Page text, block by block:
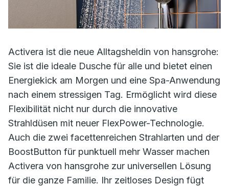
Activera ist die neue Alltagsheldin von hansgrohe:
Sie ist die ideale Dusche für alle und bietet einen
Energiekick am Morgen und eine Spa-Anwendung
nach einem stressigen Tag. Ermöglicht wird diese
Flexibilität nicht nur durch die innovative
Strahldüsen mit neuer FlexPower-Technologie.
Auch die zwei facettenreichen Strahlarten und der
BoostButton für punktuell mehr Wasser machen
Activera von hansgrohe zur universellen Lösung
für die ganze Familie. Ihr zeitloses Design fügt